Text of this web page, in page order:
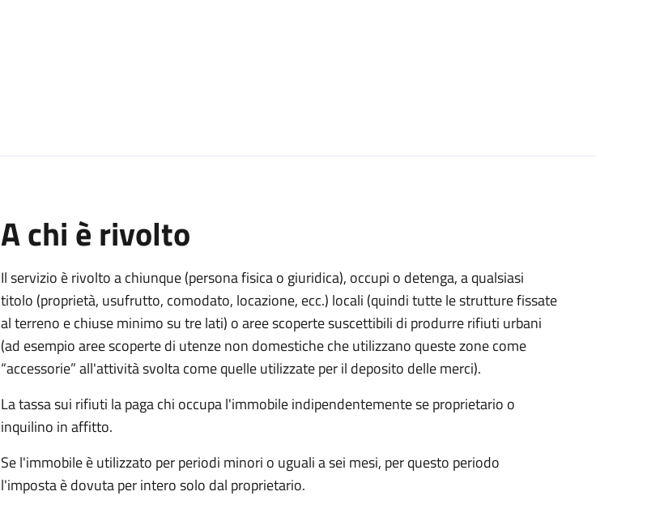
A chi è rivolto
Il servizio è rivolto a chiunque (persona fisica o giuridica), occupi o detenga, a qualsiasi
titolo (proprietà, usufrutto, comodato, locazione, ecc.) locali (quindi tutte le strutture fissate
al terreno e chiuse minimo su tre lati) o aree scoperte suscettibili di produrre rifiuti urbani
(ad esempio aree scoperte di utenze non domestiche che utilizzano queste zone come
“accessorie” all'attività svolta come quelle utilizzate per il deposito delle merci).
La tassa sui rifiuti la paga chi occupa l'immobile indipendentemente se proprietario o
inquilino in affitto.
Se l'immobile è utilizzato per periodi minori o uguali a sei mesi, per questo periodo
l'imposta è dovuta per intero solo dal proprietario.